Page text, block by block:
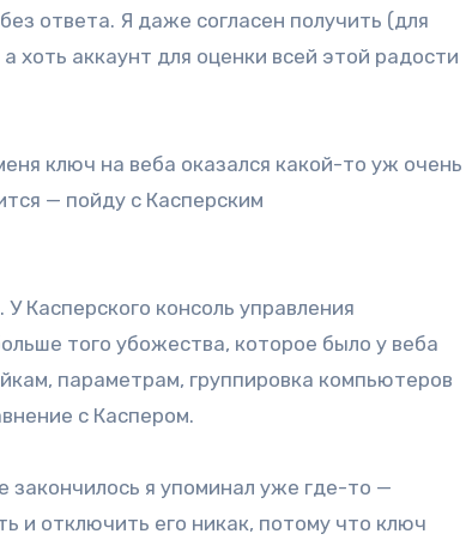
ответа. Я даже согласен получить (для
хоть аккаунт для оценки всей этой радости
ключ на веба оказался какой-то уж очень
— пойду с Касперским
Касперского консоль управления
того убожества, которое было у веба
параметрам, группировка компьютеров
с Каспером.
закончилось я упоминал уже где-то —
и отключить его никак, потому что ключ